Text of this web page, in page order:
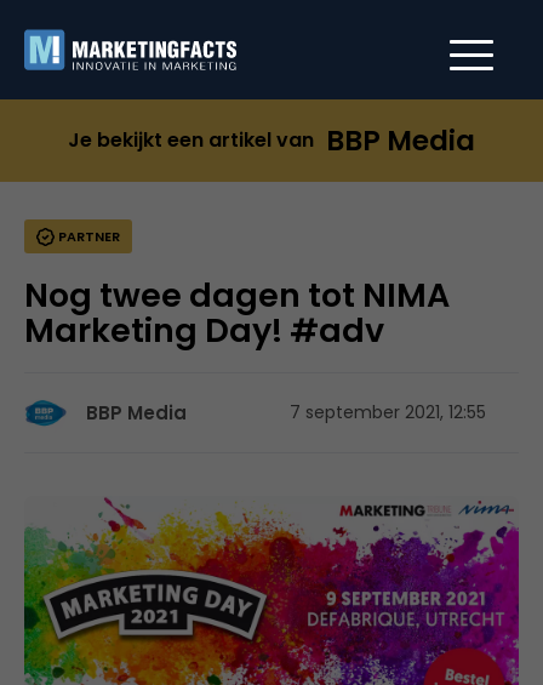
Je bekijkt een artikel van BBP Media
PARTNER
Nog twee dagen tot NIMA
Marketing Day! #adv
BBP Media 7 september 2021, 12:55